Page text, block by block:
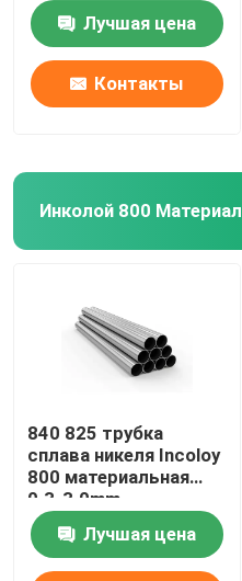
Лучшая цена
Контакты
Инколой 800 Материал
840 825 трубка
сплава никеля Incoloy
800 материальная
0.3-3.0mm
Лучшая цена